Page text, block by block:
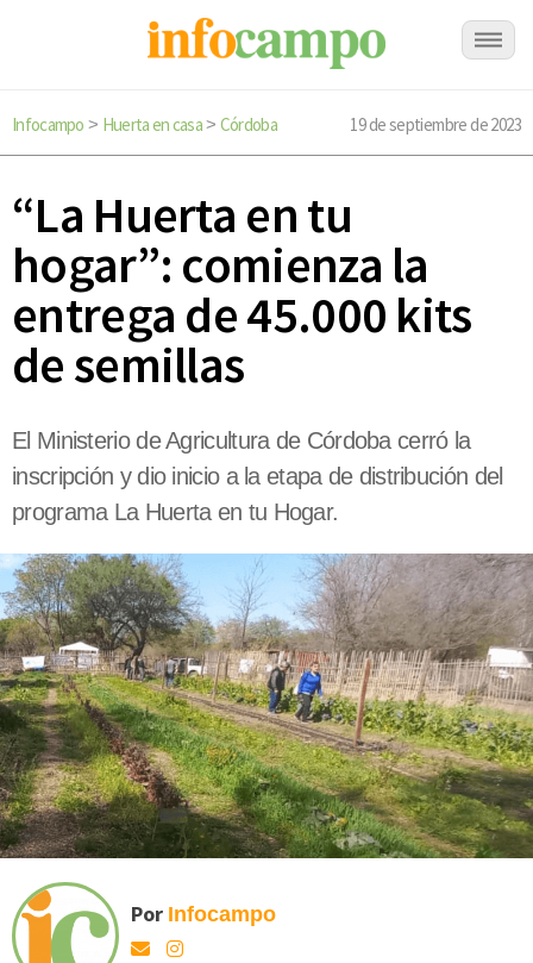
Infocampo > Huerta en casa> Córdoba 19 de septiembre de 2023
“La Huerta en tu
hogar”: comienza la
entrega de 45.000 kits
de semillas
El Ministerio de Agricultura de Córdoba cerró la
inscripción y dio inicio a la etapa de distribución del
programa La Huerta en tu Hogar.
Por Infocampo